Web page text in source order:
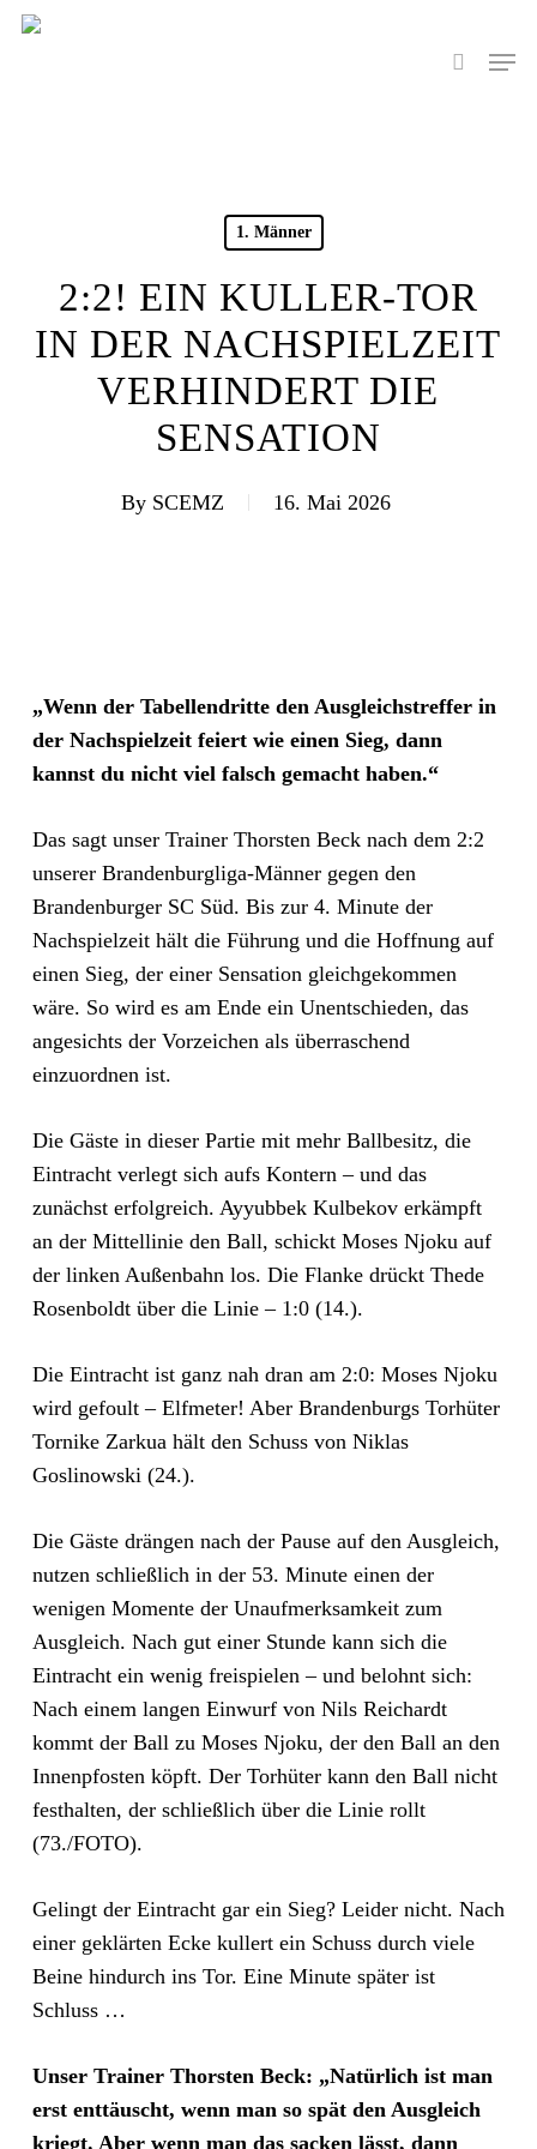
Skip
search
Menu
1. Männer
2:2! EIN KULLER-TOR
IN DER NACHSPIELZEIT
VERHINDERT DIE
SENSATION
By SCEMZ 16. Mai 2026
„Wenn der Tabellendritte den Ausgleichstreffer in
der Nachspielzeit feiert wie einen Sieg, dann
kannst du nicht viel falsch gemacht haben.“
Das sagt unser Trainer Thorsten Beck nach dem 2:2
unserer Brandenburgliga-Männer gegen den
Brandenburger SC Süd. Bis zur 4. Minute der
Nachspielzeit hält die Führung und die Hoffnung auf
einen Sieg, der einer Sensation gleichgekommen
wäre. So wird es am Ende ein Unentschieden, das
angesichts der Vorzeichen als überraschend
einzuordnen ist.
Die Gäste in dieser Partie mit mehr Ballbesitz, die
Eintracht verlegt sich aufs Kontern – und das
zunächst erfolgreich. Ayyubbek Kulbekov erkämpft
an der Mittellinie den Ball, schickt Moses Njoku auf
der linken Außenbahn los. Die Flanke drückt Thede
Rosenboldt über die Linie – 1:0 (14.).
Die Eintracht ist ganz nah dran am 2:0: Moses Njoku
wird gefoult – Elfmeter! Aber Brandenburgs Torhüter
Tornike Zarkua hält den Schuss von Niklas
Goslinowski (24.).
Die Gäste drängen nach der Pause auf den Ausgleich,
nutzen schließlich in der 53. Minute einen der
wenigen Momente der Unaufmerksamkeit zum
Ausgleich. Nach gut einer Stunde kann sich die
Eintracht ein wenig freispielen – und belohnt sich:
Nach einem langen Einwurf von Nils Reichardt
kommt der Ball zu Moses Njoku, der den Ball an den
Innenpfosten köpft. Der Torhüter kann den Ball nicht
festhalten, der schließlich über die Linie rollt
(73./FOTO).
Gelingt der Eintracht gar ein Sieg? Leider nicht. Nach
einer geklärten Ecke kullert ein Schuss durch viele
Beine hindurch ins Tor. Eine Minute später ist
Schluss …
Unser Trainer Thorsten Beck: „Natürlich ist man
erst enttäuscht, wenn man so spät den Ausgleich
kriegt. Aber wenn man das sacken lässt, dann